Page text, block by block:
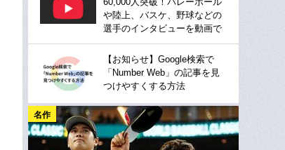
や陸上、バスケ、野球などの
選手のインタビューを動画で
【お知らせ】Google検索で
「Number Web」の記事を見
つけやすくする方法
名作